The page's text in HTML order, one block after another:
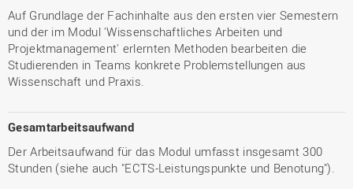
Auf Grundlage der Fachinhalte aus den ersten vier Semestern
und der im Modul 'Wissenschaftliches Arbeiten und
Projektmanagement' erlernten Methoden bearbeiten die
Studierenden in Teams konkrete Problemstellungen aus
Wissenschaft und Praxis.
Gesamtarbeitsaufwand
Der Arbeitsaufwand für das Modul umfasst insgesamt 300
Stunden (siehe auch "ECTS-Leistungspunkte und Benotung").